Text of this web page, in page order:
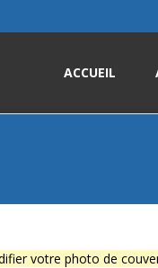
ACCUEIL
votre photo de